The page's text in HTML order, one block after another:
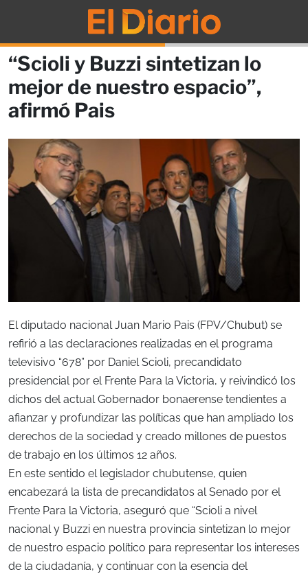
“Scioli y Buzzi sintetizan lo
mejor de nuestro espacio”,
afirmó Pais
El diputado nacional Juan Mario Pais (FPV/Chubut) se
refirió a las declaraciones realizadas en el programa
televisivo “678” por Daniel Scioli, precandidato
presidencial por el Frente Para la Victoria, y reivindicó los
dichos del actual Gobernador bonaerense tendientes a
afianzar y profundizar las políticas que han ampliado los
derechos de la sociedad y creado millones de puestos
de trabajo en los últimos 12 años.
En este sentido el legislador chubutense, quien
encabezará la lista de precandidatos al Senado por el
Frente Para la Victoria, aseguró que “Scioli a nivel
nacional y Buzzi en nuestra provincia sintetizan lo mejor
de nuestro espacio político para representar los intereses
de la ciudadanía, y continuar con la esencia del